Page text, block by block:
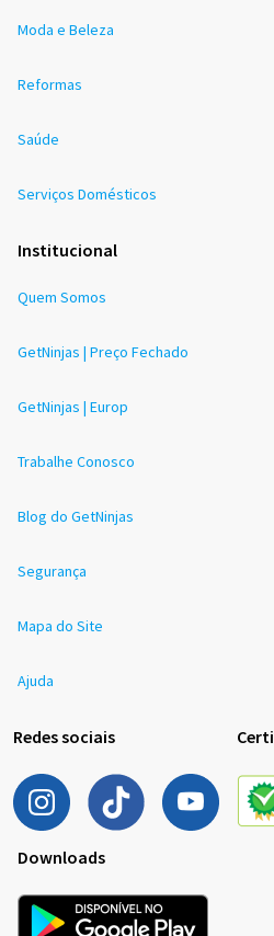
Moda e Beleza
Reformas
Saúde
Serviços Domésticos
Institucional
Quem Somos
GetNinjas | Preço Fechado
GetNinjas | Europ
Trabalhe Conosco
Blog do GetNinjas
Segurança
Mapa do Site
Ajuda
Redes sociais
Downloads